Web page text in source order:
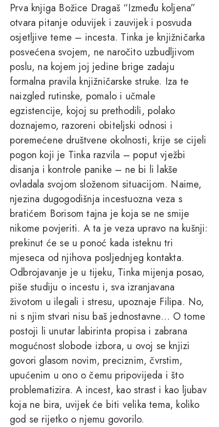
Prva knjiga Božice Dragaš “Između koljena”
otvara pitanje oduvijek i zauvijek i posvuda
osjetljive teme – incesta. Tinka je knjižničarka
posvećena svojem, ne naročito uzbudljivom
poslu, na kojem joj jedine brige zadaju
formalna pravila knjižničarske struke. Iza te
naizgled rutinske, pomalo i učmale
egzistencije, kojoj su prethodili, polako
doznajemo, razoreni obiteljski odnosi i
poremećene društvene okolnosti, krije se cijeli
pogon koji je Tinka razvila – poput vježbi
disanja i kontrole panike – ne bi li lakše
ovladala svojom složenom situacijom. Naime,
njezina dugogodišnja incestuozna veza s
bratićem Borisom tajna je koja se ne smije
nikome povjeriti. A ta je veza upravo na kušnji:
prekinut će se u ponoć kada isteknu tri
mjeseca od njihova posljednjeg kontakta.
Odbrojavanje je u tijeku, Tinka mijenja posao,
piše studiju o incestu i, sva izranjavana
životom u ilegali i stresu, upoznaje Filipa. No,
ni s njim stvari nisu baš jednostavne… O tome
postoji li unutar labirinta propisa i zabrana
mogućnost slobode izbora, u ovoj se knjizi
govori glasom novim, preciznim, čvrstim,
upućenim u ono o čemu pripovijeda i što
problematizira. A incest, kao strast i kao ljubav
koja ne bira, uvijek će biti velika tema, koliko
god se rijetko o njemu govorilo.